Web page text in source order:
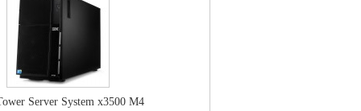
Server System x3500 M4